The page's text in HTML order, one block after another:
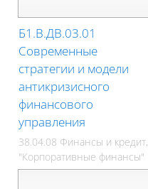
Б1.В.ДВ.03.01
Современные
стратегии и модели
антикризисного
финансового
управления
38.04.08 Финансы и кредит,
"Корпоративные финансы"